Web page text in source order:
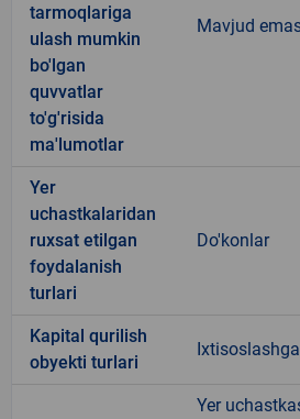
tarmoqlariga
ulash mumkin
bo'lgan
quvvatlar
to'g'risida
ma'lumotlar
Mavjud
Yer
uchastkalaridan
ruxsat etilgan
foydalanish
turlari
Do'konlar
Kapital qurilish
obyekti turlari
Yer